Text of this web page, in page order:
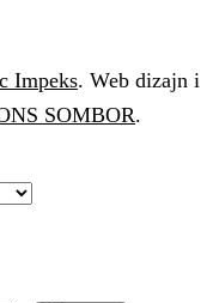
Impeks. Web dizajn i
SOMBOR.